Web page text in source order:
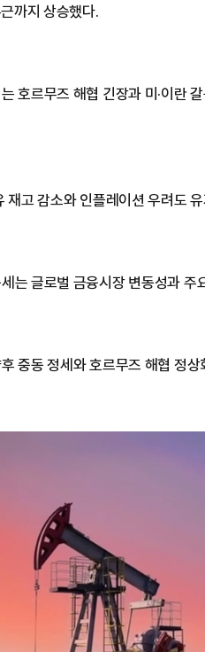
까지 상승했다.
호르무즈 해협 긴장과 미·이란
재고 감소와 인플레이션 우려도
는 글로벌 금융시장 변동성과
중동 정세와 호르무즈 해협 정